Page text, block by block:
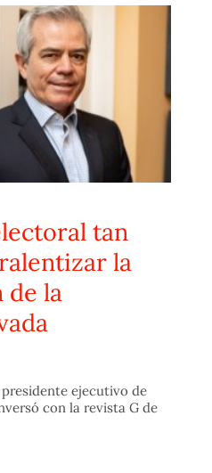
tan
la
de la
ejecutivo de
con la revista G de